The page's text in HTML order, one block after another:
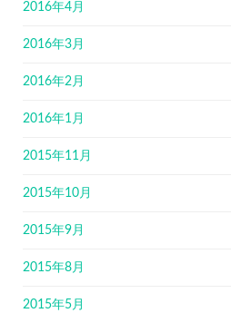
2016年4月
2016年3月
2016年2月
2016年1月
2015年11月
2015年10月
2015年9月
2015年8月
2015年5月